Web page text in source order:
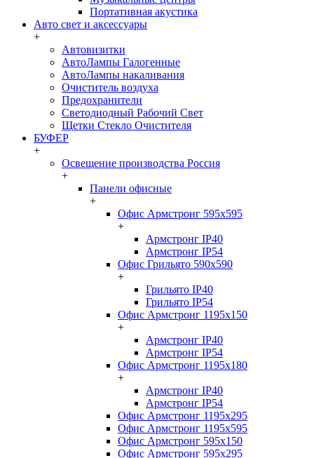
Портативная акустика
Авто свет и аксессуары
+
Автовизитки
АвтоЛампы Галогенные
АвтоЛампы накаливания
Очиститель воздуха
Предохранители
Светодиодный Рабочий Свет
Щетки Стекло Очистителя
БУФЕР
+
Освещение производства Россия
+
Панели офисные
+
Офис Армстронг 595x595
+
Армстронг IP40
Армстронг IP54
Офис Грильято 590x590
+
Грильято IP40
Грильято IP54
Офис Армстронг 1195x150
+
Армстронг IP40
Армстронг IP54
Офис Армстронг 1195x180
+
Армстронг IP40
Армстронг IP54
Офис Армстронг 1195x295
Офис Армстронг 1195x595
Офис Армстронг 595x150
Офис Армстронг 595x295